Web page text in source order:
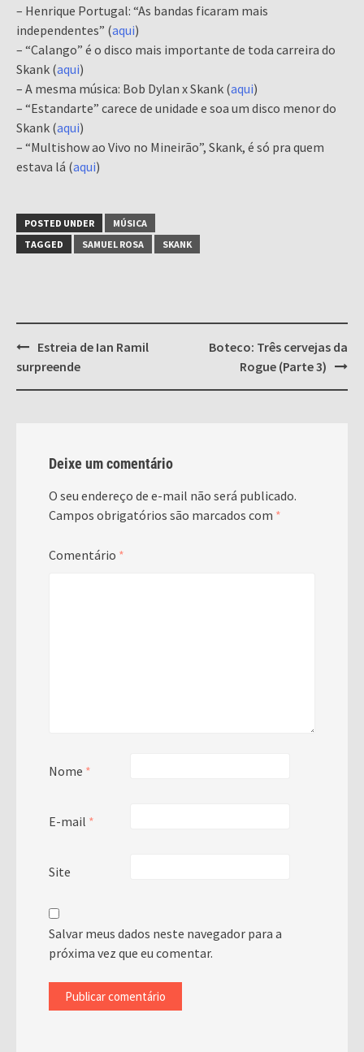
– Henrique Portugal: “As bandas ficaram mais
independentes” (aqui)
– “Calango” é o disco mais importante de toda carreira do
Skank (aqui)
– A mesma música: Bob Dylan x Skank (aqui)
– “Estandarte” carece de unidade e soa um disco menor do
Skank (aqui)
– “Multishow ao Vivo no Mineirão”, Skank, é só pra quem
estava lá (aqui)
POSTED UNDER
MÚSICA
TAGGED
SAMUEL ROSA SKANK
Post
navigation
Estreia de Ian Ramil
surpreende
Boteco: Três cervejas da
Rogue (Parte 3)
Deixe um comentário
O seu endereço de e-mail não será publicado.
Campos obrigatórios são marcados com *
Comentário *
Nome *
E-mail *
Site
Salvar meus dados neste navegador para a
próxima vez que eu comentar.